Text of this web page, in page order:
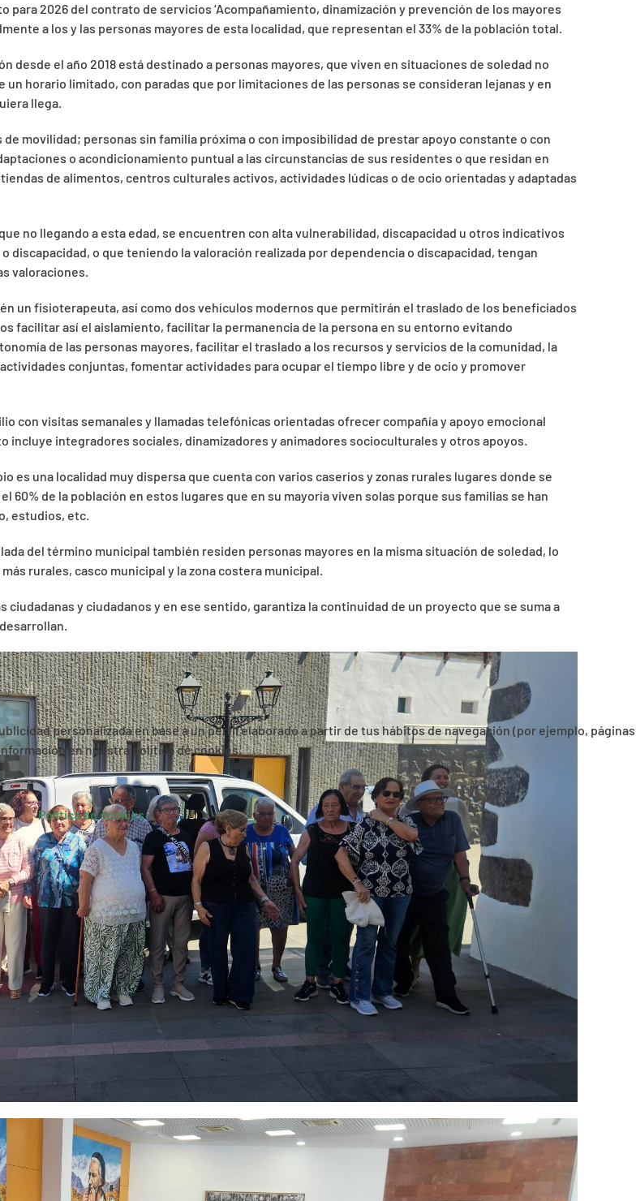
2026 del contrato de servicios ‘Acompañamiento, dinamización y prevención de los mayores
a los y las personas mayores de esta localidad, que representan el 33% de la población total.
el año 2018 está destinado a personas mayores, que viven en situaciones de soledad no
horario limitado, con paradas que por limitaciones de las personas se consideran lejanas y en
llega.
movilidad; personas sin familia próxima o con imposibilidad de prestar apoyo constante o con
o acondicionamiento puntual a las circunstancias de sus residentes o que residan en
de alimentos, centros culturales activos, actividades lúdicas o de ocio orientadas y adaptadas
no llegando a esta edad, se encuentren con alta vulnerabilidad, discapacidad u otros indicativos
discapacidad, o que teniendo la valoración realizada por dependencia o discapacidad, tengan
valoraciones.
un fisioterapeuta, así como dos vehículos modernos que permitirán el traslado de los beneficiados
facilitar así el aislamiento, facilitar la permanencia de la persona en su entorno evitando
de las personas mayores, facilitar el traslado a los recursos y servicios de la comunidad, la
conjuntas, fomentar actividades para ocupar el tiempo libre y de ocio y promover
con visitas semanales y llamadas telefónicas orientadas ofrecer compañía y apoyo emocional
incluye integradores sociales, dinamizadores y animadores socioculturales y otros apoyos.
es una localidad muy dispersa que cuenta con varios caseríos y zonas rurales lugares donde se
60% de la población en estos lugares que en su mayoría viven solas porque sus familias se han
estudios, etc.
del término municipal también residen personas mayores en la misma situación de soledad, lo
rurales, casco municipal y la zona costera municipal.
ciudadanas y ciudadanos y en ese sentido, garantiza la continuidad de un proyecto que se suma a
personalizada en base a un perfil elaborado a partir de tus hábitos de navegación (por ejemplo, páginas
en nuestra política de cookies.
Política de cookies